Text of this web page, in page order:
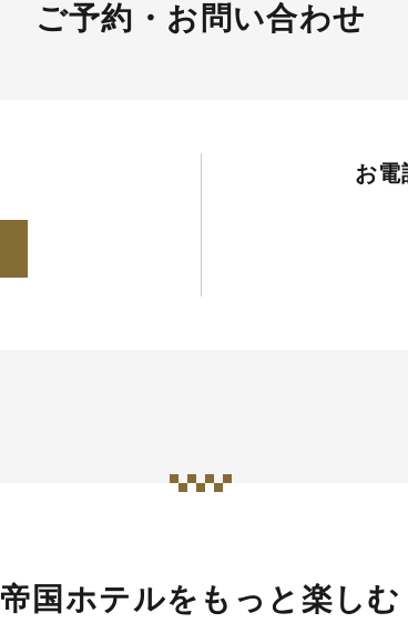
ご予約・お問い合わせ
お電
帝国ホテルをもっと楽しむ